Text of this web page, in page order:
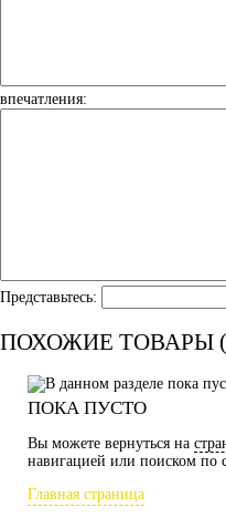
впечатления:
Представьтесь:
ПОХОЖИЕ ТОВАРЫ
ПОКА ПУСТО
Вы можете вернуться на
навигацией или поиском по
Главная страница